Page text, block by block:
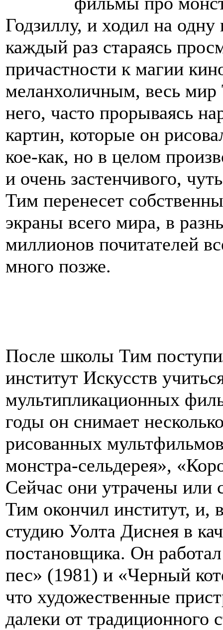
Годзиллу, и ходил на одну
каждый раз стараясь
причастности к магии
меланхоличным, весь мир
него, часто прорываясь
картин, которые он
кое-как, но в целом
и очень застенчивого,
Тим перенесет
экраны всего мира, в
миллионов почитателей
много позже.
После школы Тим
институт Искусств
мультипликационных
годы он снимает
рисованных
монстра-сельдерея»,
Сейчас они утрачены или
Тим окончил институт, и,
студию Уолта Диснея в
постановщика. Он
пес» (1981) и «Черный
что художественные
далеки от традиционного